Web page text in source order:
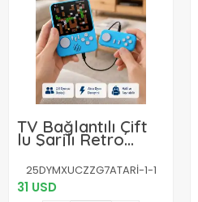
TV Bağlantılı Çift
lu Şarjlı Retro
Gamepad Seti
25DYMXUCZZG7ATARİ-1-1
31 USD